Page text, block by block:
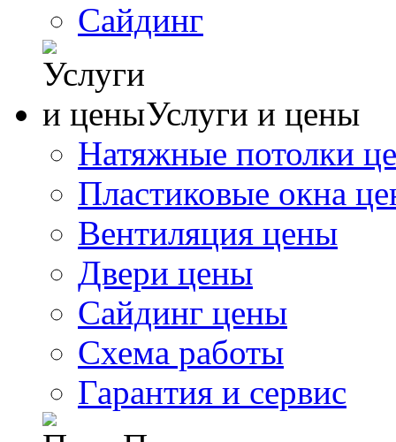
Сайдинг
Услуги и цены
Натяжные потолки
Пластиковые окна
Вентиляция цены
Двери цены
Сайдинг цены
Схема работы
Гарантия и сервис